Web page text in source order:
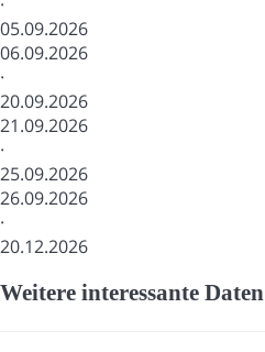
05.09.2026
06.09.2026
·
20.09.2026
21.09.2026
·
25.09.2026
26.09.2026
·
20.12.2026
Weitere interessante Daten